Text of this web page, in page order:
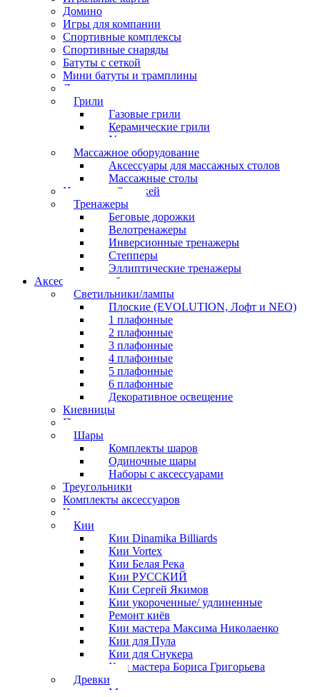
Домино
Игры для компании
Спортивные комплексы
Спортивные снаряды
Батуты с сеткой
Мини батуты и трамплины
Дартс
Грили
Газовые грили
Керамические грили
Угольные грили
Массажное оборудование
Аксессуары для массажных столов
Массажные столы
Настольный хоккей
Тренажеры
Беговые дорожки
Велотренажеры
Инверсионные тренажеры
Степперы
Эллиптические тренажеры
Аксессуары для бильярда
Светильники/лампы
Плоские (EVOLUTION, Лофт и NEO)
1 плафонные
2 плафонные
3 плафонные
4 плафонные
5 плафонные
6 плафонные
Декоративное освещение
Киевницы
Полочки
Шары
Комплекты шаров
Одиночные шары
Наборы с аксессуарами
Треугольники
Комплекты аксессуаров
Часы
Кии
Кии Dinamika Billiards
Кии Vortex
Кии Белая Река
Кии РУССКИЙ
Кии Сергей Якимов
Кии укороченные/ удлиненные
Ремонт киёв
Кии мастера Максима Николаенко
Кии для Пула
Кии для Снукера
Кии мастера Бориса Григорьева
Древки
Мосты для киев